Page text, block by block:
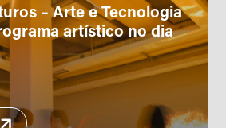
– Arte e Tecnologia
artístico no dia